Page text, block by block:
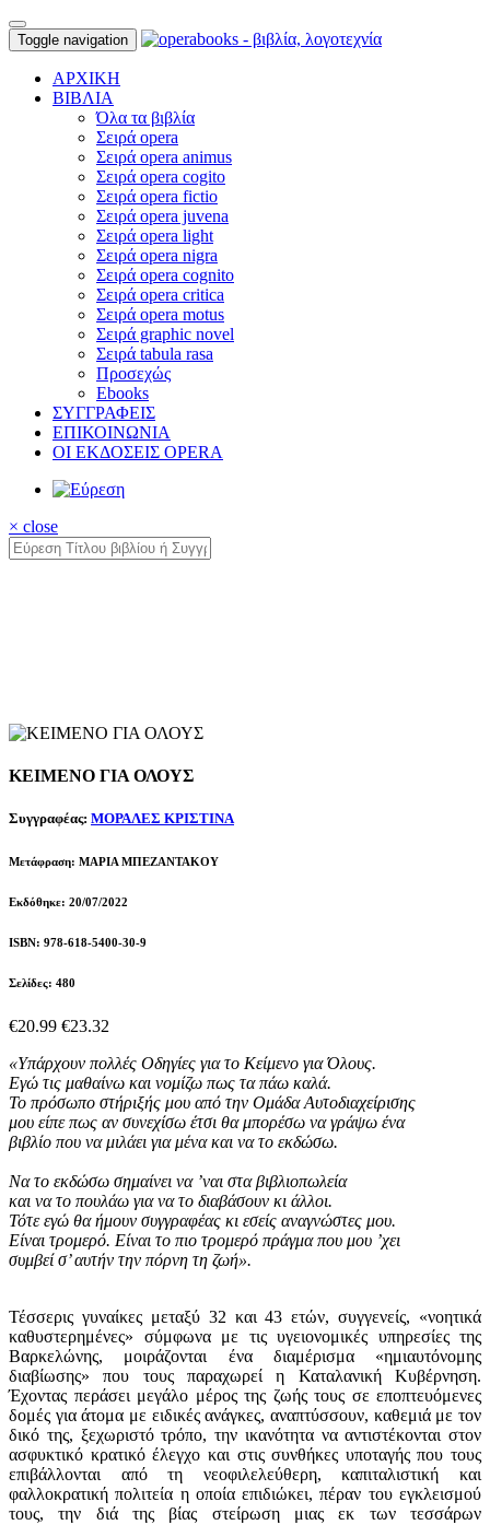
Toggle navigation
ΑΡΧΙΚΗ
ΒΙΒΛΙΑ
Όλα τα βιβλία
Σειρά opera
Σειρά opera animus
Σειρά opera cogito
Σειρά opera fictio
Σειρά opera juvena
Σειρά opera light
Σειρά opera nigra
Σειρά opera cognito
Σειρά opera critica
Σειρά opera motus
Σειρά graphic novel
Σειρά tabula rasa
Προσεχώς
Ebooks
ΣΥΓΓΡΑΦΕΙΣ
ΕΠΙΚΟΙΝΩΝΙΑ
ΟΙ ΕΚΔΟΣΕΙΣ OPERA
× close
ΚΕΙΜΕΝΟ ΓΙΑ ΟΛΟΥΣ
Συγγραφέας: ΜΟΡΑΛΕΣ ΚΡΙΣΤΙΝΑ
Μετάφραση: ΜΑΡΙΑ ΜΠΕΖΑΝΤΑΚΟΥ
Εκδόθηκε: 20/07/2022
ISBN: 978-618-5400-30-9
Σελίδες: 480
€20.99 €23.32
«Υπάρχουν πολλές Οδηγίες για το Κείμενο για Όλους.
Εγώ τις μαθαίνω και νομίζω πως τα πάω καλά.
Το πρόσωπο στήριξής μου από την Ομάδα Αυτοδιαχείρισης
μου είπε πως αν συνεχίσω έτσι θα μπορέσω να γράψω ένα
βιβλίο που να μιλάει για μένα και να το εκδώσω.
Να το εκδώσω σημαίνει να ’ναι στα βιβλιοπωλεία
και να το πουλάω για να το διαβάσουν κι άλλοι.
Τότε εγώ θα ήμουν συγγραφέας κι εσείς αναγνώστες μου.
Είναι τρομερό. Είναι το πιο τρομερό πράγμα που μου ’χει
συμβεί σ’ αυτήν την πόρνη τη ζωή».
Τέσσερις γυναίκες μεταξύ 32 και 43 ετών, συγγενείς, «νοητικά
καθυστερημένες» σύμφωνα με τις υγειονομικές υπηρεσίες της
Βαρκελώνης, μοιράζονται ένα διαμέρισμα «ημιαυτόνομης
διαβίωσης» που τους παραχωρεί η Καταλανική Κυβέρνηση.
Έχοντας περάσει μεγάλο μέρος της ζωής τους σε εποπτευόμενες
δομές για άτομα με ειδικές ανάγκες, αναπτύσσουν, καθεμιά με τον
δικό της, ξεχωριστό τρόπο, την ικανότητα να αντιστέκονται στον
ασφυκτικό κρατικό έλεγχο και στις συνθήκες υποταγής που τους
επιβάλλονται από τη νεοφιλελεύθερη, καπιταλιστική και
φαλλοκρατική πολιτεία η οποία επιδιώκει, πέραν του εγκλεισμού
τους, την διά της βίας στείρωση μιας εκ των τεσσάρων